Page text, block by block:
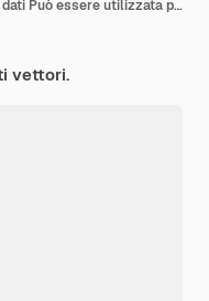
Immagine vettoriale dell'icona dei dati Può essere utilizzata per la gestione delle crisi
vettori.